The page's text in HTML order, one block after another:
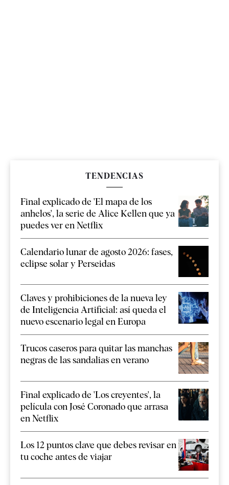
TENDENCIAS
Final explicado de 'El mapa de los
anhelos', la serie de Alice Kellen que ya
puedes ver en Netflix
Calendario lunar de agosto 2026: fases,
eclipse solar y Perseidas
Claves y prohibiciones de la nueva ley
de Inteligencia Artificial: así queda el
nuevo escenario legal en Europa
Trucos caseros para quitar las manchas
negras de las sandalias en verano
Final explicado de 'Los creyentes', la
película con José Coronado que arrasa
en Netflix
Los 12 puntos clave que debes revisar en
tu coche antes de viajar